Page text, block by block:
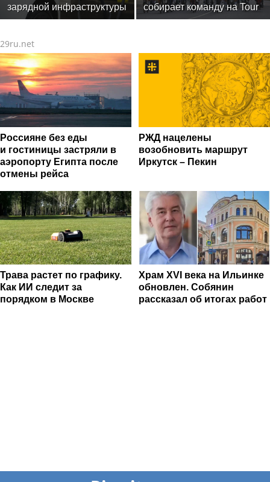
зарядной инфраструктуры
собирает команду на Tour
de Russie в Петербурге
29ru.net
Россияне без еды
и гостиницы застряли в
аэропорту Египта после
отмены рейса
РЖД нацелены
возобновить маршрут
Иркутск – Пекин
Трава растет по графику.
Как ИИ следит за
порядком в Москве
Храм XVI века на Ильинке
обновлен. Собянин
рассказал об итогах работ